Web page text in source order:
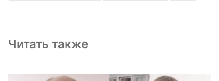
Читать также